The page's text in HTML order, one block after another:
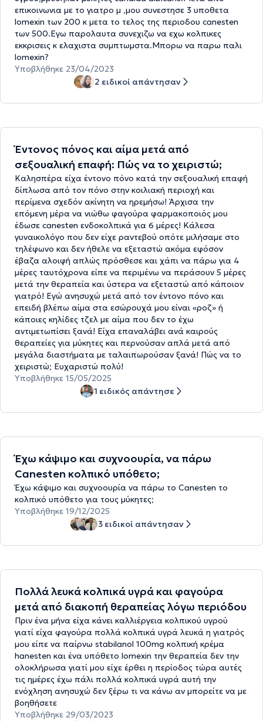
επικοινωνια με το γιατρο μ ,μου συνεστησε 3 υποθετα
lomexin των 200 κ μετα το τελος της περιοδου canesten
των 500.Εγω παρολαυτα συνεχιζω να εχω κολπικες
εκκρισεις κ ελαχιστα συμπτωμστα.Μπορω να παρω παλι
lomexin?
Υποβλήθηκε 23/04/2023
2 ειδικοί απάντησαν
Έντονος πόνος και αίμα μετά από
σεξουαλική επαφή: Πώς να το χειριστώ;
Καλησπέρα είχα έντονο πόνο κατά την σεξουαλική επαφή
δίπλωσα από τον πόνο στην κοιλιακή περιοχή και
περίμενα σχεδόν ακίνητη να ηρεμήσω! Άρχισα την
επόμενη μέρα να νιώθω φαγούρα φαρμακοποιός μου
έδωσε canesten ενδοκολπικά για 6 μέρες! Κάλεσα
γυναικολόγο που δεν είχε ραντεβού οπότε μιλήσαμε στο
τηλέφωνο και δεν ήθελε να εξεταστώ ακόμα εφόσον
έβαζα αλοιφή απλώς πρόσθεσε και χάπι να πάρω για 4
μέρες ταυτόχρονα είπε να περιμένω να περάσουν 5 μέρες
μετά την θεραπεία και ύστερα να εξεταστώ από κάποιον
γιατρό! Εγώ ανησυχώ μετά από τον έντονο πόνο και
επειδή βλέπω αίμα στα εσώρουχά μου είναι «ροζ» ή
κάποιες κηλίδες τζελ με αίμα που δεν το έχω
αντιμετωπίσει ξανά! Είχα επαναλάβει ανά καιρούς
θεραπείες για μύκητες και περνούσαν απλά μετά από
μεγάλα διαστήματα με ταλαιπωρούσαν ξανά! Πώς να το
χειριστώ; Ευχαριστώ πολύ!
Υποβλήθηκε 15/05/2025
1 ειδικός απάντησε
Έχω κάψιμο και συχνοουρία, να πάρω
Canesten κολπικό υπόθετο;
Έχω κάψιμο και συχνοουρία να πάρω το Canesten το
κολπικό υπόθετο για τους μύκητες;
Υποβλήθηκε 19/12/2025
3 ειδικοί απάντησαν
Πολλά λευκά κολπικά υγρά και φαγούρα
μετά από διακοπή θεραπείας λόγω περιόδου
Πριν ένα μήνα είχα κάνει καλλιέργεια κολπικού υγρού
γιατί είχα φαγούρα πολλά κολπικά υγρά λευκά η γιατρός
μου είπε να παίρνω stabilanol 100mg κολπική κρέμα
hanesten και ένα υπόθετο lomexin την θεραπεία δεν την
ολοκλήρωσα γιατί μου είχε έρθει η περίοδος τώρα αυτές
τις ημέρες έχω πάλι πολλά κολπικά υγρά αυτή την
ενόχληση ανησυχώ δεν ξέρω τι να κάνω αν μπορείτε να με
βοηθήσετε
Υποβλήθηκε 29/03/2023